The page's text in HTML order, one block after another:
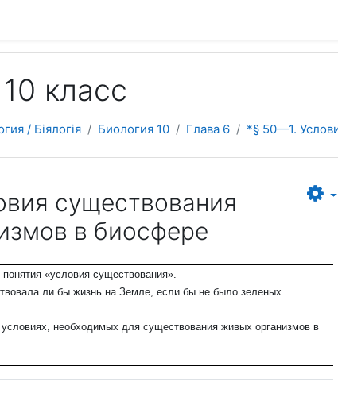
класс
/ Біялогія Биология 10 Глава 6 *§ 50—1.
существования
в биосфере
«условия существования».
ли бы жизнь на Земле, если бы не было зеленых
необходимых для существования живых организмов в